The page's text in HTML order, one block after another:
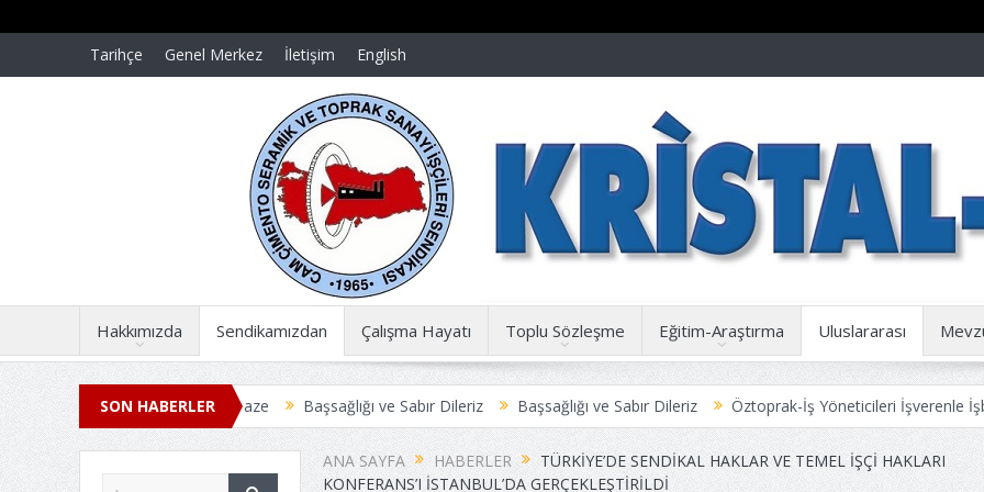
Tarihçe Genel Merkez İletişim English
Hakkımızda Sendikamızdan Çalışma Hayatı Toplu Sözleşme Eğitim-Araştırma Uluslararası
SON HABERLER
acılar dün gibi taze Başsağlığı ve Sabır Dileriz Başsağlığı ve Sabır Dileriz Öztoprak-İş Yöneticileri İşverenle İşbirliği içinde
İŞ SÖZLEŞMESİ ANLAŞMAYLA SONUÇLANDI
Üyelerimize Duyuru
ANA SAYFA HABERLER
TÜRKIYE’DE SENDIKAL HAKLAR VE TEMEL İŞÇI HAKLARI
KONFERANS’I İSTANBUL’DA GERÇEKLEŞTIRILDI